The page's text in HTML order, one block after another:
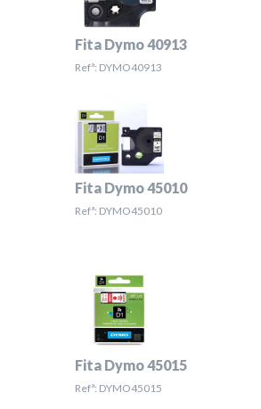
Fita Dymo 40913
Refª: DYMO40913
Fita Dymo 45010
Refª: DYMO45010
Fita Dymo 45015
Refª: DYMO45015